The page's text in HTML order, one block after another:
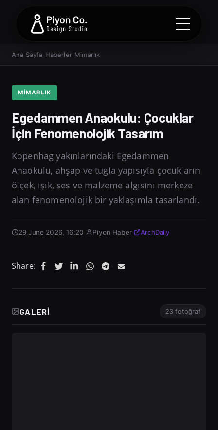
Ana Sayfa Haberler› Mimarlık
MIMARLIK
Egedammen Anaokulu: Çocuklar
İçin Fenomenolojik Tasarım
Kopenhag yakınlarındaki Egedammen
Anaokulu, ahşap ve tuğla yapısıyla çocukların
ölçek, ışık, ses ve malzeme algısını merkeze
alan fenomenolojik bir yaklaşımla tasarlandı.
29 June 2026, 16:20 Piyon Haber· ArchDaily
Share:
GALERI 23 fotoğraf